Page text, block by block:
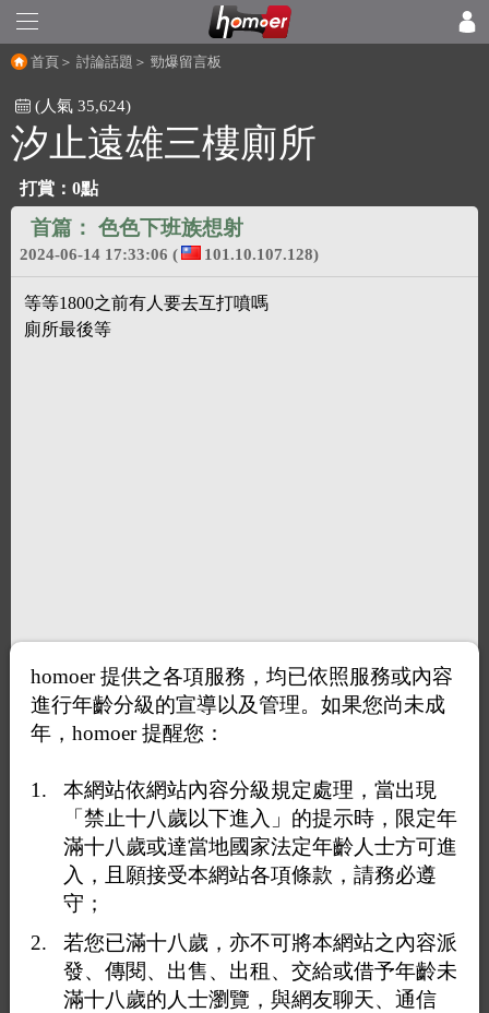
首頁 ＞ 討論話題 ＞ 勁爆留言板
(人氣 35,624)
汐止遠雄三樓廁所
打賞： 0點
首篇： 色色下班族想射
2024-06-14 17:33:06 ( 101.10.107.128)
等等1800之前有人要去互打噴嗎
廁所最後等
homoer 提供之各項服務，均已依照服務或內容
進行年齡分級的宣導以及管理。如果您尚未成
年，homoer 提醒您：
本網站依網站內容分級規定處理，當出現
「禁止十八歲以下進入」的提示時，限定年
滿十八歲或達當地國家法定年齡人士方可進
入，且願接受本網站各項條款，請務必遵
守；
若您已滿十八歲，亦不可將本網站之內容派
發、傳閱、出售、出租、交給或借予年齡未
滿十八歲的人士瀏覽，與網友聊天、通信